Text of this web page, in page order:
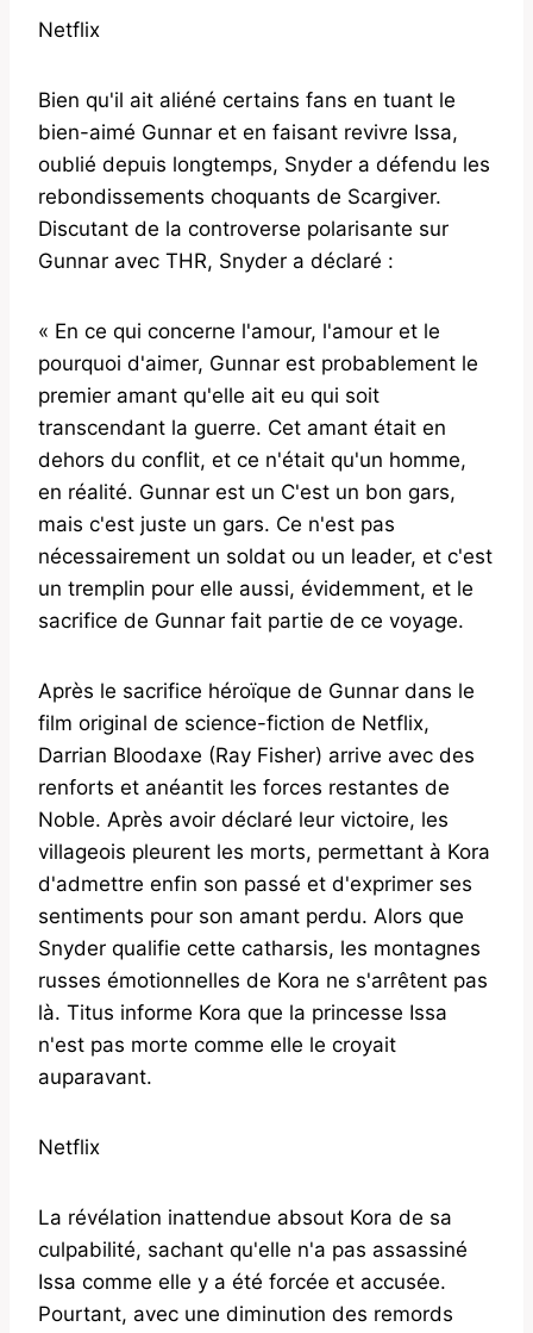
Netflix
Bien qu'il ait aliéné certains fans en tuant le
bien-aimé Gunnar et en faisant revivre Issa,
oublié depuis longtemps, Snyder a défendu les
rebondissements choquants de Scargiver.
Discutant de la controverse polarisante sur
Gunnar avec THR, Snyder a déclaré :
« En ce qui concerne l'amour, l'amour et le
pourquoi d'aimer, Gunnar est probablement le
premier amant qu'elle ait eu qui soit
transcendant la guerre. Cet amant était en
dehors du conflit, et ce n'était qu'un homme,
en réalité. Gunnar est un C'est un bon gars,
mais c'est juste un gars. Ce n'est pas
nécessairement un soldat ou un leader, et c'est
un tremplin pour elle aussi, évidemment, et le
sacrifice de Gunnar fait partie de ce voyage.
Après le sacrifice héroïque de Gunnar dans le
film original de science-fiction de Netflix,
Darrian Bloodaxe (Ray Fisher) arrive avec des
renforts et anéantit les forces restantes de
Noble. Après avoir déclaré leur victoire, les
villageois pleurent les morts, permettant à Kora
d'admettre enfin son passé et d'exprimer ses
sentiments pour son amant perdu. Alors que
Snyder qualifie cette catharsis, les montagnes
russes émotionnelles de Kora ne s'arrêtent pas
là. Titus informe Kora que la princesse Issa
n'est pas morte comme elle le croyait
auparavant.
Netflix
La révélation inattendue absout Kora de sa
culpabilité, sachant qu'elle n'a pas assassiné
Issa comme elle y a été forcée et accusée.
Pourtant, avec une diminution des remords